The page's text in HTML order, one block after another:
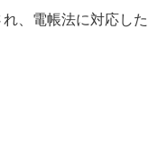
、電帳法に対応した